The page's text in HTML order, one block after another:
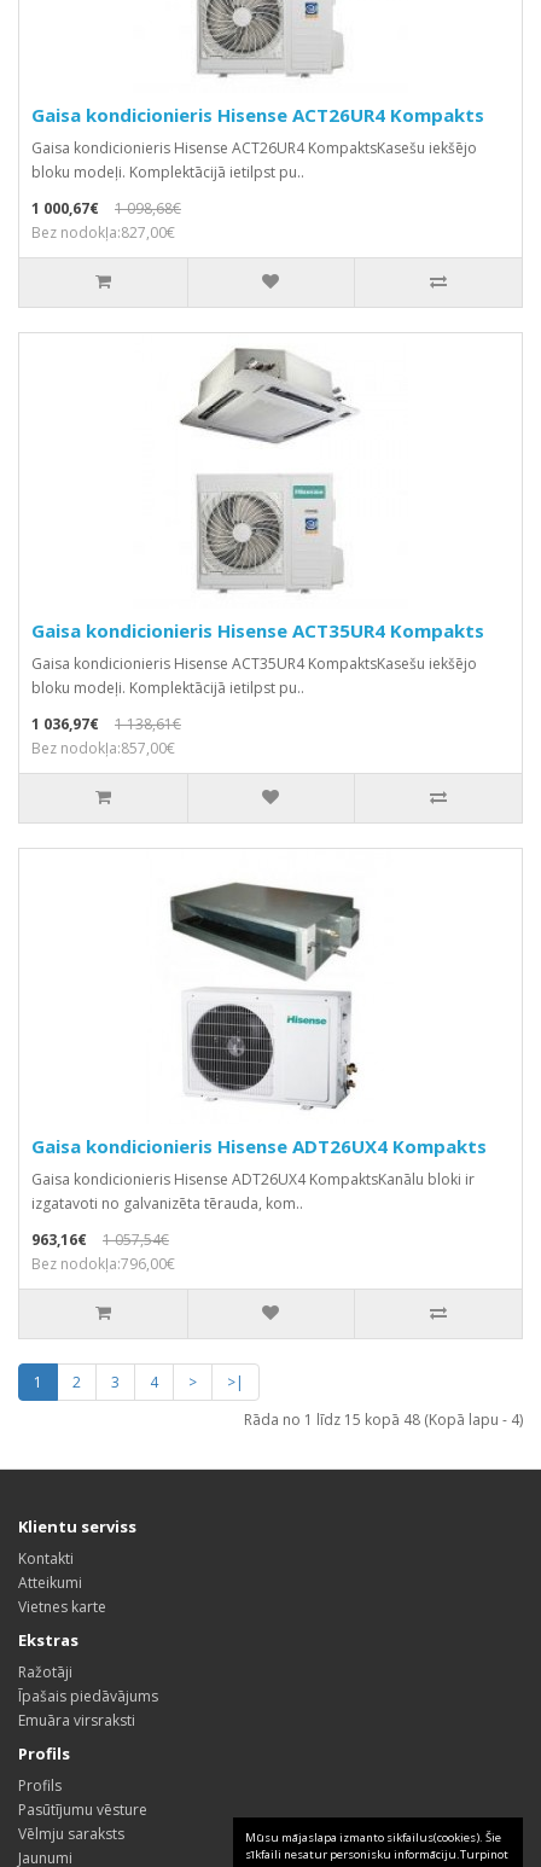
Gaisa kondicionieris Hisense ACT26UR4 Kompakts
Gaisa kondicionieris Hisense ACT26UR4 KompaktsKasešu iekšējo
bloku modeļi. Komplektācijā ietilpst pu..
1 000,67€
1 098,68€
Bez nodokļa:827,00€
Gaisa kondicionieris Hisense ACT35UR4 Kompakts
Gaisa kondicionieris Hisense ACT35UR4 KompaktsKasešu iekšējo
bloku modeļi. Komplektācijā ietilpst pu..
1 036,97€
1 138,61€
Bez nodokļa:857,00€
Gaisa kondicionieris Hisense ADT26UX4 Kompakts
Gaisa kondicionieris Hisense ADT26UX4 KompaktsKanālu bloki ir
izgatavoti no galvanizēta tērauda, kom..
963,16€
1 057,54€
Bez nodokļa:796,00€
1 2 3 4 >
>|
Rāda no 1 līdz 15 kopā 48 (Kopā lapu - 4)
Klientu serviss
Kontakti
Atteikumi
Vietnes karte
Ekstras
Ražotāji
Īpašais piedāvājums
Emuāra virsraksti
Profils
Profils
Pasūtījumu vēsture
Vēlmju saraksts
Jaunumi
Mūsu mājaslapa izmanto sikfailus(cookies). Šie
sīkfaili nesatur personisku informāciju.Turpinot